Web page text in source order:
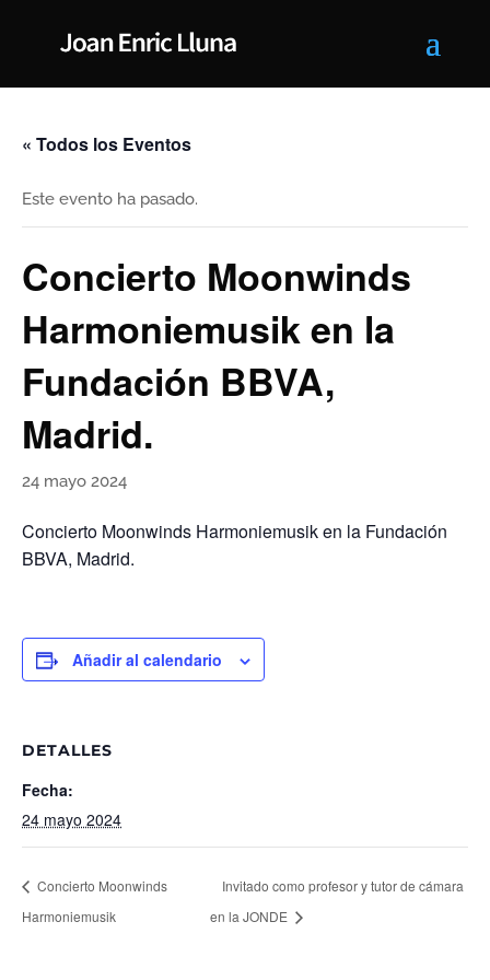
« Todos los Eventos
Este evento ha pasado.
Concierto Moonwinds
Harmoniemusik en la
Fundación BBVA,
Madrid.
24 mayo 2024
Concierto Moonwinds Harmoniemusik en la Fundación
BBVA, Madrid.
Añadir al calendario
DETALLES
Fecha:
24 mayo 2024
Concierto Moonwinds
Harmoniemusik
Invitado como profesor y tutor de cámara
en la JONDE